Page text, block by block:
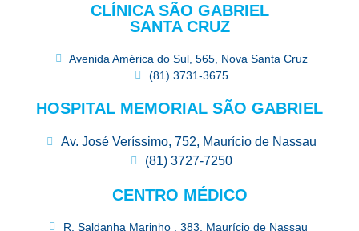
CLÍNICA SÃO GABRIEL
SANTA CRUZ
Avenida América do Sul, 565, Nova Santa Cruz
(81) 3731-3675
HOSPITAL MEMORIAL SÃO GABRIEL
Av. José Veríssimo, 752, Maurício de Nassau
(81) 3727-7250
CENTRO MÉDICO
R. Saldanha Marinho , 383, Maurício de Nassau